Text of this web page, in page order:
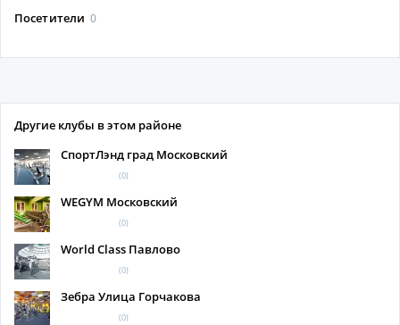
Посетители 0
Другие клубы в этом районе
СпортЛэнд град Московский
(0)
WEGYM Московский
(0)
World Class Павлово
(0)
Зебра Улица Горчакова
(0)